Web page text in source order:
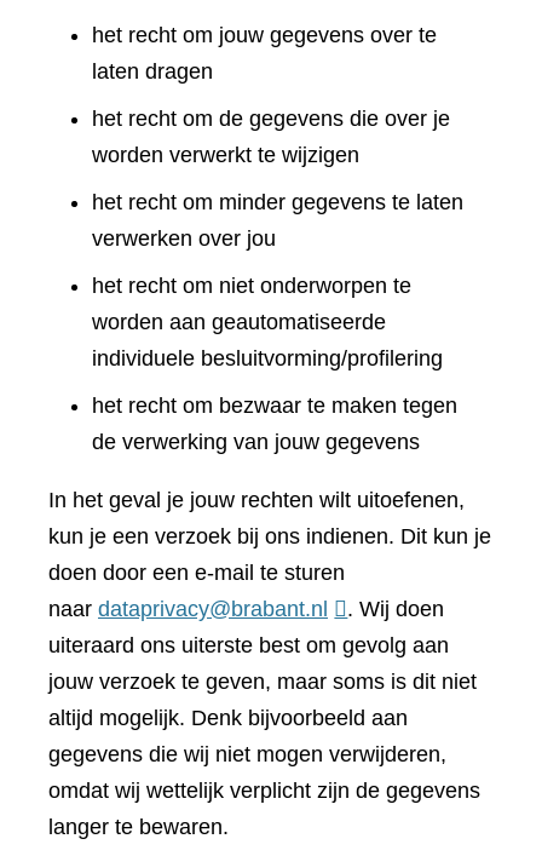
het recht om jouw gegevens over te
laten dragen
het recht om de gegevens die over je
worden verwerkt te wijzigen
het recht om minder gegevens te laten
verwerken over jou
het recht om niet onderworpen te
worden aan geautomatiseerde
individuele besluitvorming/profilering
het recht om bezwaar te maken tegen
de verwerking van jouw gegevens
In het geval je jouw rechten wilt uitoefenen,
kun je een verzoek bij ons indienen. Dit kun je
doen door een e-mail te sturen
naar dataprivacy@brabant.nl
. Wij doen
uiteraard ons uiterste best om gevolg aan
jouw verzoek te geven, maar soms is dit niet
altijd mogelijk. Denk bijvoorbeeld aan
gegevens die wij niet mogen verwijderen,
omdat wij wettelijk verplicht zijn de gegevens
langer te bewaren.